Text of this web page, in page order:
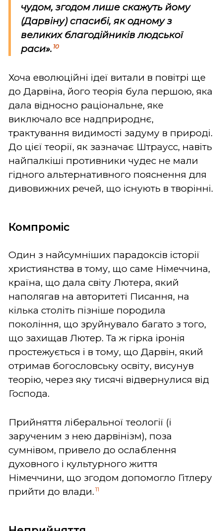
чудом, згодом лише скажуть йому
(Дарвіну) спасибі, як одному з
великих благодійників людської
раси». 10
Хоча еволюційні ідеї витали в повітрі ще
до Дарвіна, його теорія була першою, яка
дала відносно раціональне, яке
виключало все надприроднє,
трактування видимості задуму в природі.
До цієї теорії, як зазначає Штраусс, навіть
найпалкіші противники чудес не мали
гідного альтернативного пояснення для
дивовижних речей, що існують в творінні.
Компроміс
Один з найсумніших парадоксів історії
християнства в тому, що саме Німеччина,
країна, що дала світу Лютера, який
наполягав на авторитеті Писання, на
кілька століть пізніше породила
покоління, що зруйнувало багато з того,
що захищав Лютер. Та ж гірка іронія
простежується і в тому, що Дарвін, який
отримав богословську освіту, висунув
теорію, через яку тисячі відвернулися від
Господа.
Прийняття ліберальної теології (і
зарученим з нею дарвінізм), поза
сумнівом, привело до ослаблення
духовного і культурного життя
Німеччини, що згодом допомогло Гітлеру
прийти до влади. 11